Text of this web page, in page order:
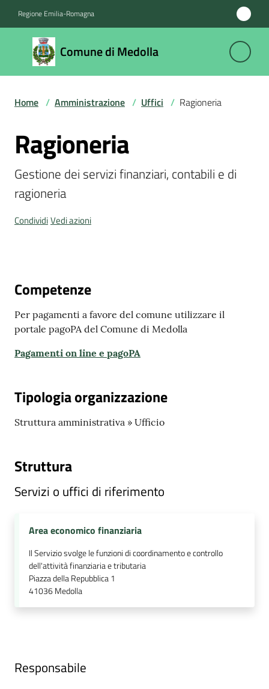
Regione Emilia-Romagna
Comune di Medolla
Comune
di
Medolla
Menu selezionato
Servizi
Vivere
Portale
Associazioni
appuntamento
Sportello
telematico
SUE
argomenti
Home / Amministrazione / Uffici / Ragioneria
Salta al contenuto
Ragioneria
Gestione dei servizi finanziari, contabili e di
ragioneria
CondividiVedi azioni
Competenze
Per pagamenti a favore del comune utilizzare il
portale pagoPA del Comune di Medolla
Pagamenti on line e pagoPA
Tipologia organizzazione
Struttura amministrativa » Ufficio
Struttura
Servizi o uffici di riferimento
Area economico finanziaria
Il Servizio svolge le funzioni di coordinamento e controllo
dell'attività finanziaria e tributaria
Piazza della Repubblica 1
41036Medolla
Responsabile